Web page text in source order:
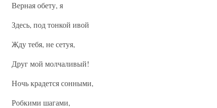
Верная обету, я
Здесь, под тонкой ивой
Жду тебя, не сетуя,
Друг мой молчаливый!
Ночь крадется сонными,
Робкими шагами,